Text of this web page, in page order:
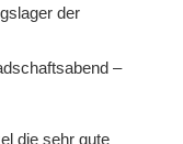
der
–
die sehr gute